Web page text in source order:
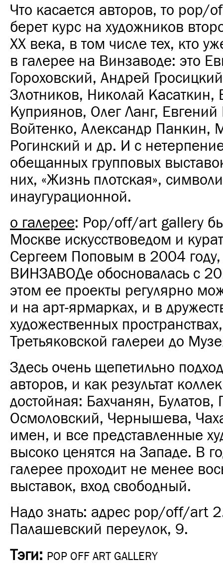
Что касается авторов, то
берет курс на художников
ХХ века, в том числе тех, кто
в галерее на Винзаводе: это
Гороховский, Андрей
Злотников, Николай
Куприянов, Олег Ланг,
Войтенко, Александр Панкин,
Рогинский и др. И с
обещанных групповых
них, «Жизнь плотская»,
инаугурационной.
о галерее: Pop/off/art gallery
Москве искусствоведом и
Сергеем Поповым в 2004
ВИНЗАВОДе обосновалась с
этом ее проекты регулярно
и на арт-ярмарках, и в
художественных
Третьяковской галереи до
Здесь очень щепетильно
авторов, и как результат
достойная: Бахчанян, Булатов,
Осмоловский, Чернышева,
имен, и все представленные
высоко ценятся на Западе. В
галерее проходит не менее
выставок, вход свободный.
Надо знать: адрес pop/off/art
Палашевский переулок, 9.
Тэги: POP OFF ART GALLERY